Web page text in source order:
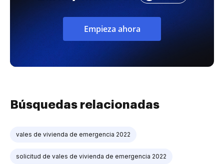
Empieza ahora
Búsquedas relacionadas
vales de vivienda de emergencia 2022
solicitud de vales de vivienda de emergencia 2022